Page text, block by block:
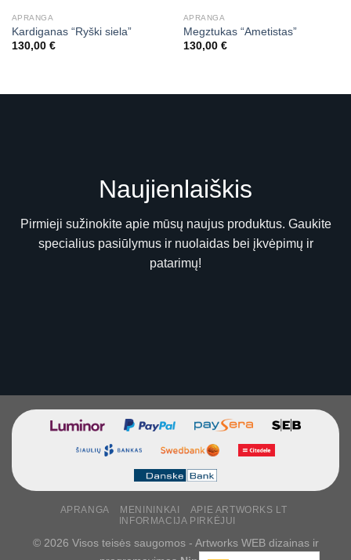
APRANGA
Kardiganas “Ryški siela”
130,00 €
APRANGA
Megztukas “Ametistas”
130,00 €
Naujienlaiškis
Pirmieji sužinokite apie mūsų naujus produktus. Gaukite
specialius pasiūlymus ir nuolaidas bei įkvėpimų ir
patarimų!
APRANGA MENININKAI
APIE ARTWORKS LT
INFORMACIJA PIRKĖJUI
© 2026 Visos teisės saugomos - Artworks WEB dizainas ir